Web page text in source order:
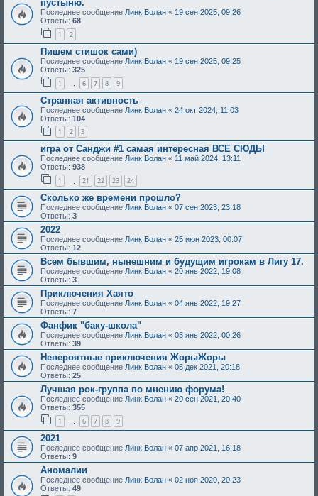
пустыню.
Последнее сообщение Линк Волан « 19 сен 2025, 09:26
Ответы: 68
1 2
Пишем стишок сами)
Последнее сообщение Линк Волан « 19 сен 2025, 09:25
Ответы: 325
1 … 6 7 8 9
Странная активность
Последнее сообщение Линк Волан « 24 окт 2024, 11:03
Ответы: 104
1 2 3
игра от Санджи #1 самая интересная ВСЕ СЮДЫ
Последнее сообщение Линк Волан « 11 май 2024, 13:11
Ответы: 938
1 21 22 23 24
Сколько же времени прошло?
Последнее сообщение Линк Волан « 07 сен 2023, 23:18
Ответы: 3
2022
Последнее сообщение Линк Волан « 25 июн 2023, 00:07
Ответы: 12
Всем бывшим, нынешним и будущим игрокам в Лигу 17.
Последнее сообщение Линк Волан « 20 янв 2022, 19:08
Ответы: 3
Приключения Хаято
Последнее сообщение Линк Волан « 04 янв 2022, 19:27
Ответы: 7
Фанфик "баку-школа"
Последнее сообщение Линк Волан « 03 янв 2022, 00:26
Ответы: 39
Невероятные приключения ЖорыЖоры
Последнее сообщение Линк Волан « 05 дек 2021, 20:18
Ответы: 25
Лучшая рок-группа по мнению форума!
Последнее сообщение Линк Волан « 20 сен 2021, 20:40
Ответы: 355
1 … 6 7 8 9
2021
Последнее сообщение Линк Волан « 07 апр 2021, 16:18
Ответы: 9
Аномалии
Последнее сообщение Линк Волан « 02 ноя 2020, 20:23
Ответы: 49